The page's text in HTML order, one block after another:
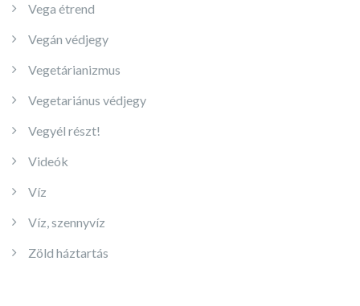
Vega étrend
Vegán védjegy
Vegetárianizmus
Vegetariánus védjegy
Vegyél részt!
Videók
Víz
Víz, szennyvíz
Zöld háztartás